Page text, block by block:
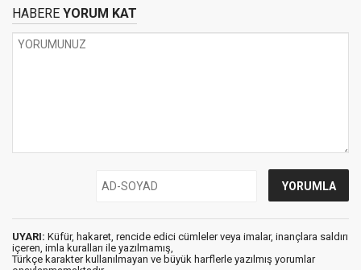
HABERE YORUM KAT
UYARI: Küfür, hakaret, rencide edici cümleler veya imalar, inançlara saldırı
içeren, imla kuralları ile yazılmamış,
Türkçe karakter kullanılmayan ve büyük harflerle yazılmış yorumlar